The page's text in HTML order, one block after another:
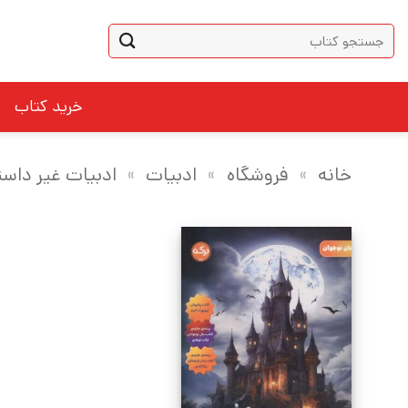
content
جستجو
برای:
خرید کتاب
خانه » فروشگاه » ادبیات » ادبیات غیر